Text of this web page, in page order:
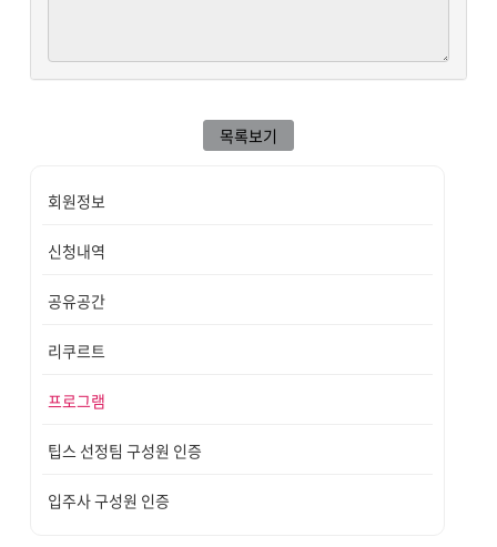
목록보기
회원정보
신청내역
공유공간
리쿠르트
프로그램
팁스 선정팀 구성원 인증
입주사 구성원 인증